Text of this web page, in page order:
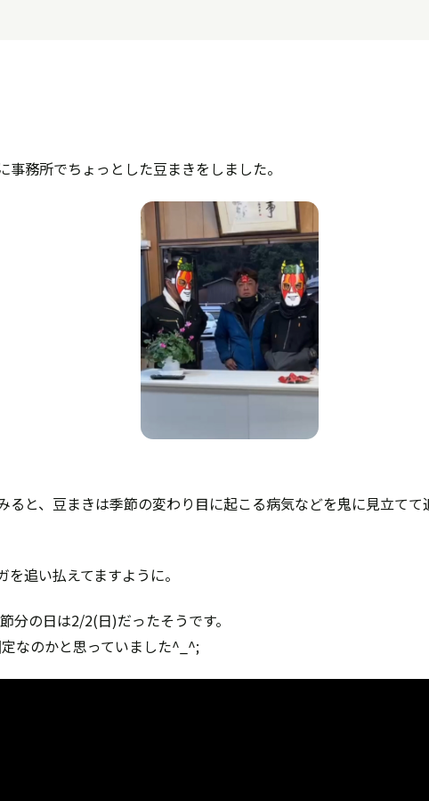
事務所でちょっとした豆まきをしました。
ると、豆まきは季節の変わり目に起こる病気などを鬼に見立て
を追い払えてますように。
分の日は2/2(日)だったそうです。
なのかと思っていました^_^;